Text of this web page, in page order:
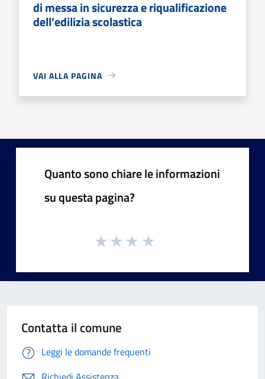
di messa in sicurezza e riqualificazione
dell’edilizia scolastica
VAI ALLA PAGINA
Quanto sono chiare le informazioni
su questa pagina?
Contatta il comune
Leggi le domande frequenti